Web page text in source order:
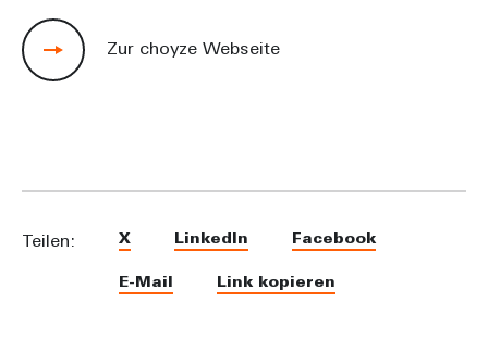
Zur choyze Webseite
Teilen: X LinkedIn Facebook
E-Mail Link kopieren